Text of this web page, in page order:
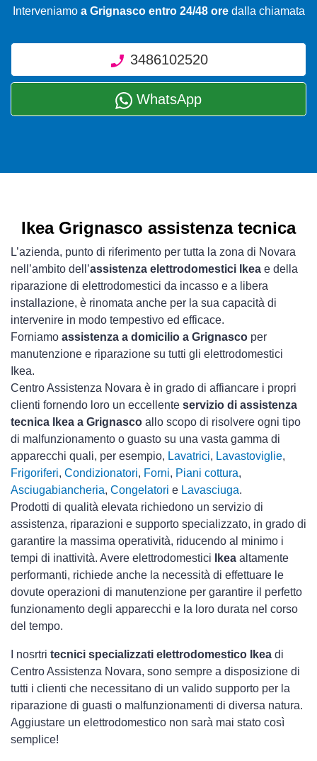
Interveniamo a Grignasco entro 24/48 oredalla chiamata
3486102520
WhatsApp
Ikea Grignasco assistenza tecnica
L’azienda, punto di riferimento per tutta la zona di Novara
nell’ambito dell’assistenza elettrodomestici Ikea e della
riparazione di elettrodomestici da incasso e a libera
installazione, è rinomata anche per la sua capacità di
intervenire in modo tempestivo ed efficace.
Forniamo assistenza a domicilio a Grignasco per
manutenzione e riparazione su tutti gli elettrodomestici
Ikea.
Centro Assistenza Novara è in grado di affiancare i propri
clienti fornendo loro un eccellente servizio di assistenza
tecnica Ikea a Grignasco allo scopo di risolvere ogni tipo
di malfunzionamento o guasto su una vasta gamma di
apparecchi quali, per esempio, Lavatrici, Lavastoviglie,
Frigoriferi, Condizionatori, Forni, Piani cottura,
Asciugabiancheria, Congelatori e Lavasciuga.
Prodotti di qualità elevata richiedono un servizio di
assistenza, riparazioni e supporto specializzato, in grado di
garantire la massima operatività, riducendo al minimo i
tempi di inattività. Avere elettrodomestici
Ikea altamente
performanti, richiede anche la necessità di effettuare le
dovute operazioni di manutenzione per garantire il perfetto
funzionamento degli apparecchi e la loro durata nel corso
del tempo.
I nosrtri tecnici specializzati elettrodomestico Ikea di
Centro Assistenza Novara, sono sempre a disposizione di
tutti i clienti che necessitano di un valido supporto per la
riparazione di guasti o malfunzionamenti di diversa natura.
Aggiustare un elettrodomestico non sarà mai stato così
semplice!